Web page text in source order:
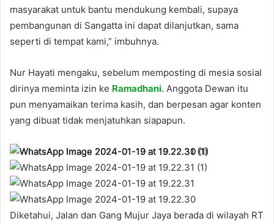
masyarakat untuk bantu mendukung kembali, supaya
pembangunan di Sangatta ini dapat dilanjutkan, sama
seperti di tempat kami,” imbuhnya.
Nur Hayati mengaku, sebelum memposting di mesia sosial
dirinya meminta izin ke Ramadhani. Anggota Dewan itu
pun menyamaikan terima kasih, dan berpesan agar konten
yang dibuat tidak menjatuhkan siapapun.
Diketahui, Jalan dan Gang Mujur Jaya berada di wilayah RT